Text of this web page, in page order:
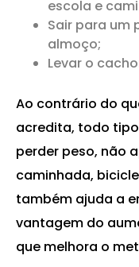
escola e
Sair para um
almoço;
Levar o
Ao contrário do
acredita, todo
perder peso, não
caminhada,
também ajuda a
vantagem do
que melhora o